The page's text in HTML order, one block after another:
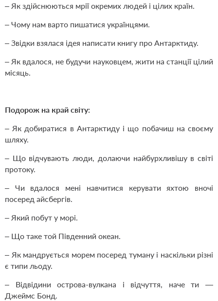
– Як здійснюються мрії окремих людей і цілих країн.
– Чому нам варто пишатися українцями.
– Звідки взялася ідея написати книгу про Антарктиду.
– Як вдалося, не будучи науковцем, жити на станції цілий
місяць.
Подорож на край світу:
– Як добиратися в Антарктиду і що побачиш на своєму
шляху.
– Що відчувають люди, долаючи найбурхливішу в світі
протоку.
– Чи вдалося мені навчитися керувати яхтою вночі
посеред айсбергів.
– Який побут у морі.
– Що таке той Південний океан.
– Як мандрується морем посеред туману і наскільки різні
є типи льоду.
– Відвідини острова-вулкана і відчуття, наче ти —
Джеймс Бонд.